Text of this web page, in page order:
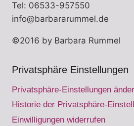
Tel: 06533-957550
info@barbararummel.de
©2016 by Barbara Rummel
Privatsphäre Einstellungen
Privatsphäre-Einstellungen
Historie der Privatsphäre-
Einwilligungen widerrufen